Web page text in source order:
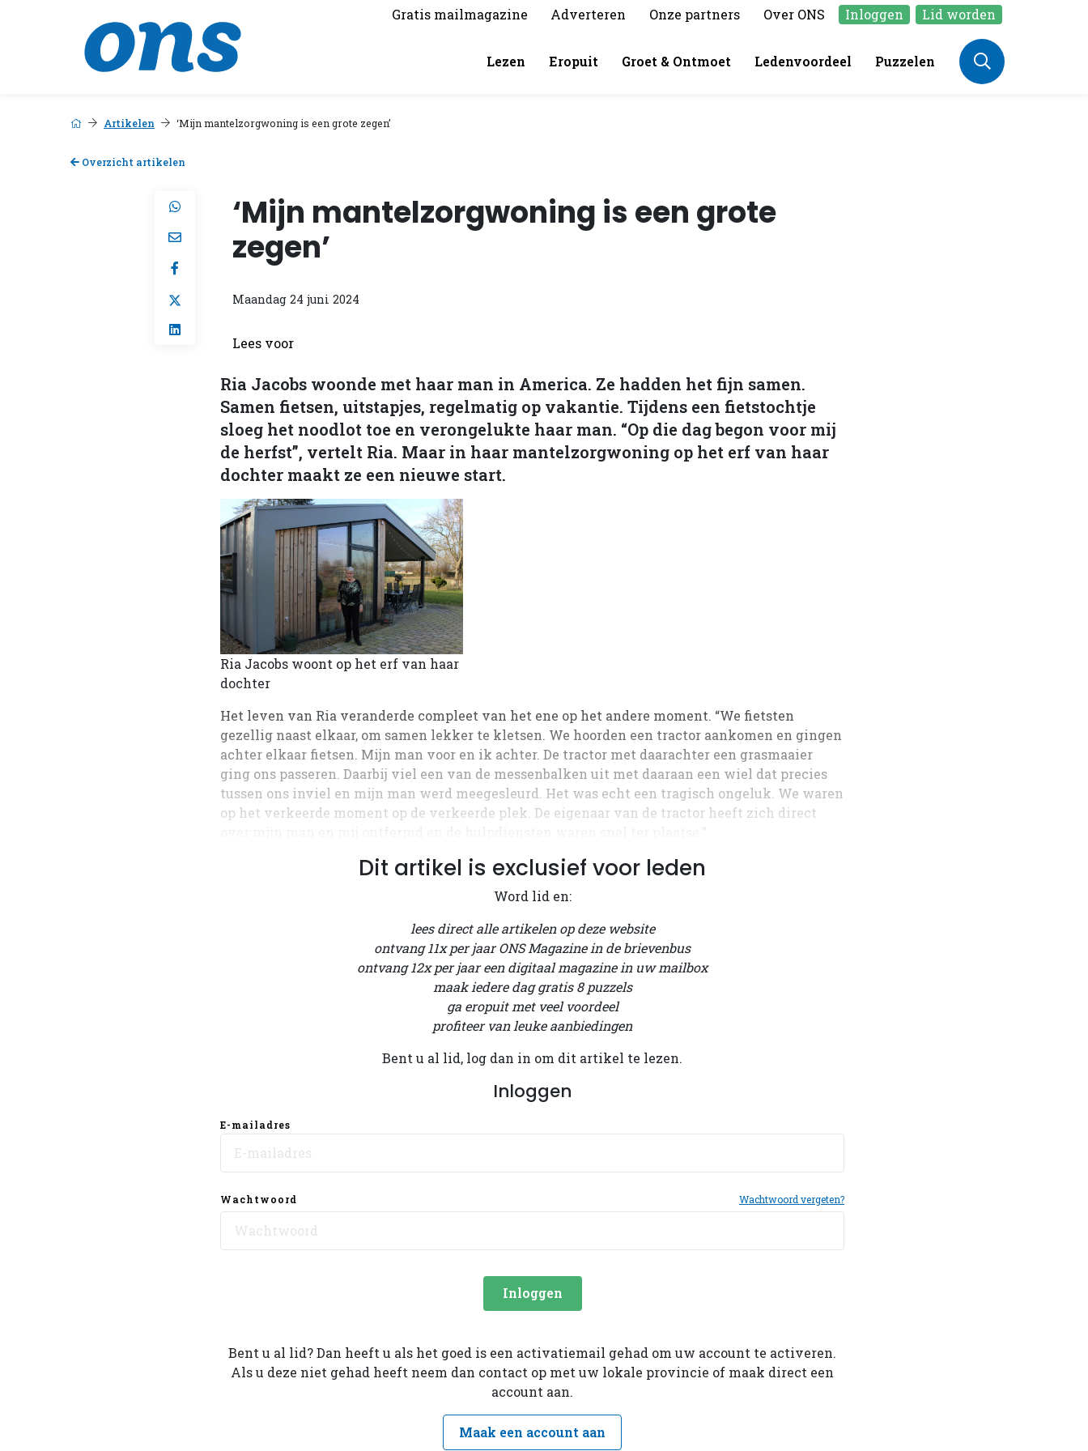
Gratis mailmagazine Adverteren Onze partners Over ONS Inloggen Lid worden
Lezen Eropuit Groet & Ontmoet Ledenvoordeel Puzzelen
Artikelen ‘Mijn mantelzorgwoning is een grote zegen’
Overzicht artikelen
‘Mijn mantelzorgwoning is een grote
zegen’
Maandag 24 juni 2024
Lees voor
Ria Jacobs woonde met haar man in America. Ze hadden het fijn samen.
Samen fietsen, uitstapjes, regelmatig op vakantie. Tijdens een fiets­tochtje
sloeg het noodlot toe en verongelukte haar man. “Op die dag begon voor mij
de herfst”, vertelt Ria. Maar in haar mantelzorgwoning op het erf van haar
dochter maakt ze een nieuwe start.
Ria Jacobs woont op het erf van haar
dochter
Het leven van Ria veranderde compleet van het ene op het andere moment. “We fietsten
gezellig naast elkaar, om samen lekker te kletsen. We hoorden een tractor aankomen en gingen
achter elkaar fietsen. Mijn man voor en ik achter. De tractor met daarachter een grasmaaier
ging ons passeren. Daarbij viel een van de messenbalken uit met daaraan een wiel dat precies
tussen ons inviel en mijn man werd meegesleurd. Het was echt een tragisch ongeluk. We waren
op het verkeerde moment op de verkeerde plek. De eigenaar van de tractor heeft zich direct
Dit artikel is exclusief voor leden
Word lid en:
lees direct alle artikelen op deze website
ontvang 11x per jaar ONS Magazine in de brievenbus
ontvang 12x per jaar een digitaal magazine in uw mailbox
maak iedere dag gratis 8 puzzels
ga eropuit met veel voordeel
profiteer van leuke aanbiedingen
Bent u al lid, log dan in om dit artikel te lezen.
Inloggen
E-mailadres
Wachtwoord Wachtwoord vergeten?
Inloggen
Bent u al lid? Dan heeft u als het goed is een activatiemail gehad om uw account te activeren.
Als u deze niet gehad heeft neem dan contact op met uw lokale provincie of maak direct een
account aan.
Maak een account aan